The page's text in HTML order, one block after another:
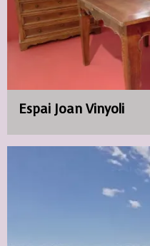
Espai Joan Vinyoli